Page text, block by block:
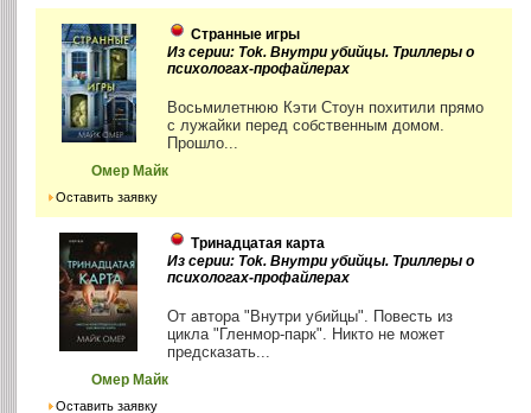
Странные игры
Из серии: Tok. Внутри убийцы. Триллеры о
психологах-профайлерах
Восьмилетнюю Кэти Стоун похитили прямо
с лужайки перед собственным домом.
Прошло...
Омер Майк
Оставить заявку
Тринадцатая карта
Из серии: Tok. Внутри убийцы. Триллеры о
психологах-профайлерах
От автора "Внутри убийцы". Повесть из
цикла "Гленмор-парк". Никто не может
предсказать...
Омер Майк
Оставить заявку